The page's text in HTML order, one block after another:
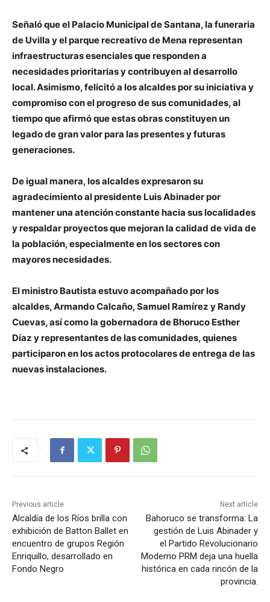
Señaló que el Palacio Municipal de Santana, la funeraria
de Uvilla y el parque recreativo de Mena representan
infraestructuras esenciales que responden a
necesidades prioritarias y contribuyen al desarrollo
local. Asimismo, felicitó a los alcaldes por su iniciativa y
compromiso con el progreso de sus comunidades, al
tiempo que afirmó que estas obras constituyen un
legado de gran valor para las presentes y futuras
generaciones.
De igual manera, los alcaldes expresaron su
agradecimiento al presidente Luis Abinader por
mantener una atención constante hacia sus localidades
y respaldar proyectos que mejoran la calidad de vida de
la población, especialmente en los sectores con
mayores necesidades.
El ministro Bautista estuvo acompañado por los
alcaldes, Armando Calcaño, Samuel Ramírez y Randy
Cuevas, así como la gobernadora de Bhoruco Esther
Díaz y representantes de las comunidades, quienes
participaron en los actos protocolares de entrega de las
nuevas instalaciones.
Previous article
Alcaldía de los Ríos brilla con
exhibición de Batton Ballet en
encuentro de grupos Región
Enriquillo, desarrollado en
Fondo Negro
Next article
Bahoruco se transforma: La
gestión de Luis Abinader y
el Partido Revolucionario
Moderno PRM deja una huella
histórica en cada rincón de la
provincia.